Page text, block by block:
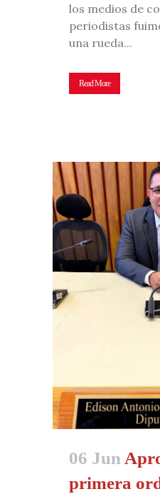
los medios de
periodistas
una rueda...
Read More
06 Jun
primera